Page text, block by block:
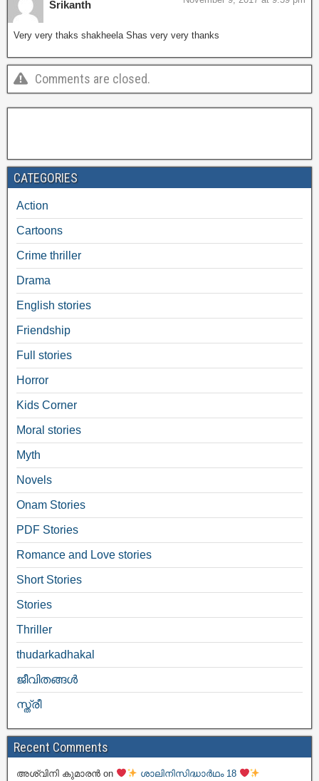
Srikanth
Very very thaks shakheela Shas very very thanks
Comments are closed.
CATEGORIES
Action
Cartoons
Crime thriller
Drama
English stories
Friendship
Full stories
Horror
Kids Corner
Moral stories
Myth
Novels
Onam Stories
PDF Stories
Romance and Love stories
Short Stories
Stories
Thriller
thudarkadhakal
ജീവിതങ്ങള്‍
സ്ത്രീ
Recent Comments
അശ്വിനി കുമാരൻ on
ശാലിനിസിദ്ധാർഥം 18